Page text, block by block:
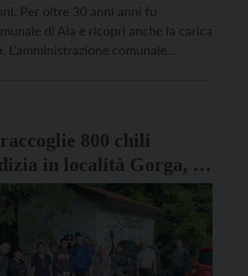
Per oltre 30 anni anni fu
di Ala e ricoprì anche la carica
L’amministrazione comunale
800 chili
in località Gorga, a